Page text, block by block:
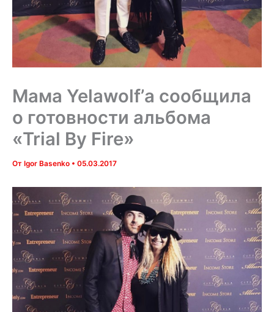
Мама Yelawolf’а сообщила
о готовности альбома
«Trial By Fire»
От Igor Basenko • 05.03.2017